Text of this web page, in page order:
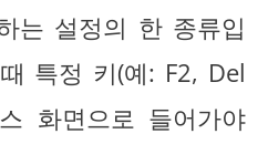
는 설정의 한 종류입
특정 키(예: F2, Del
화면으로 들어가야